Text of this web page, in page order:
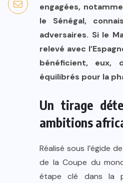
engagées,
le Sénégal,
adversaires. Si le
relevé avec
bénéficient, eux,
équilibrés pour la
Un tirage
ambitions
Réalisé sous l’égide
de la Coupe du
étape clé dans la